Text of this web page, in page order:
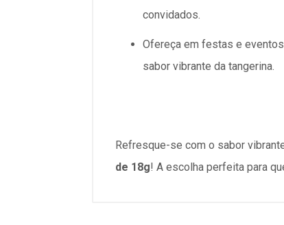
convidados.
Ofereça em festas e
sabor vibrante da tangerina.
Refresque-se com o sabor
de 18g! A escolha perfeita para